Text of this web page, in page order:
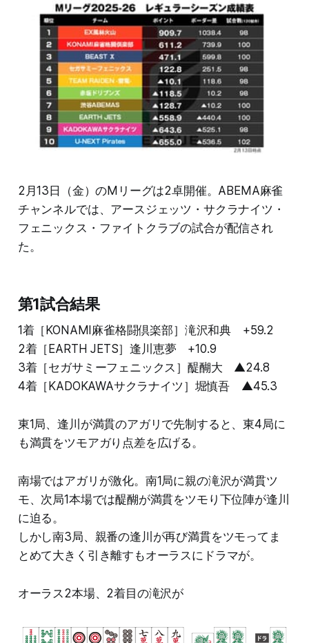
2月13日（金）のMリーグは2卓開催。ABEMA麻雀
チャンネルでは、アースジェッツ・サクラナイツ・
フェニックス・ファイトクラブの試合が配信され
た。
第1試合結果
1着［KONAMI麻雀格闘倶楽部］滝沢和典 +59.2
2着［EARTH JETS］逢川恵夢 +10.9
3着［セガサミーフェニックス］醍醐大 ▲24.8
4着［KADOKAWAサクラナイツ］堀慎吾 ▲45.3
東1局、逢川が満貫のアガリで先制すると、東4局に
も満貫をツモアガり点差を広げる。
南場ではアガリが激化。南1局に親の滝沢が満貫ツ
モ、次局1本場では醍醐が満貫をツモり下位陣が逢川
に迫る。
しかし南3局、親番の逢川が再び満貫をツモってま
とめて大きく引き離すもオーラスにドラマが。
オーラス2本場、2着目の滝沢が